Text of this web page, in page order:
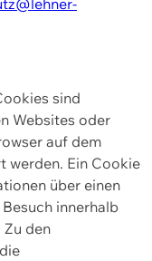
sind
Websites oder
auf dem
werden. Ein Cookie
über einen
innerhalb
Zu den